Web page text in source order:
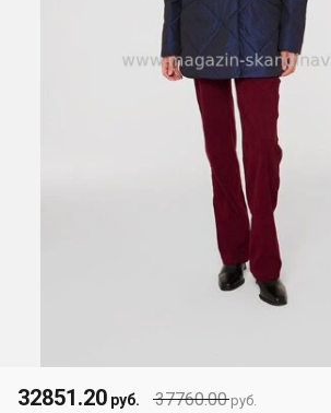
37760.00руб.
32851.20 руб.